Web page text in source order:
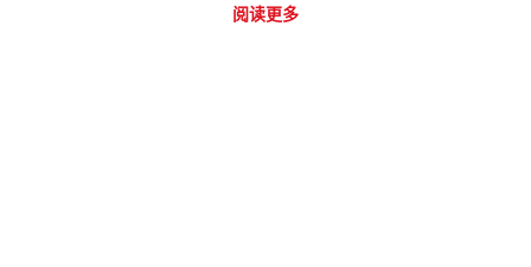
阅读更多